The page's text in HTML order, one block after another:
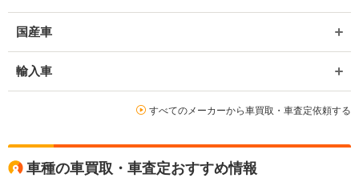
国産車
輸入車
すべてのメーカーから車買取・車査定依頼する
車種の車買取・車査定おすすめ情報